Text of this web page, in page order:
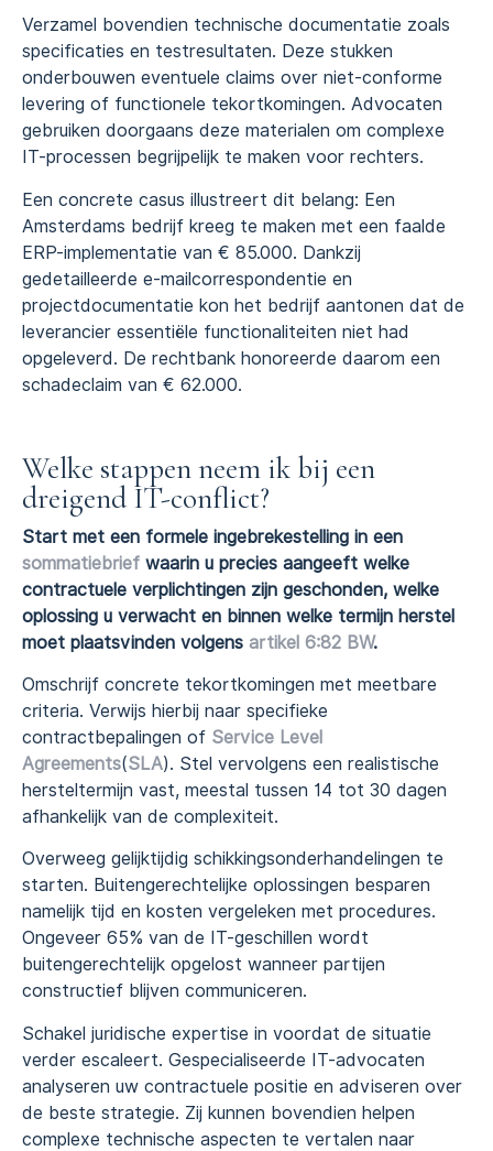
Verzamel bovendien technische documentatie zoals
specificaties en testresultaten. Deze stukken
onderbouwen eventuele claims over niet-conforme
levering of functionele tekortkomingen. Advocaten
gebruiken doorgaans deze materialen om complexe
IT-processen begrijpelijk te maken voor rechters.
Een concrete casus illustreert dit belang: Een
Amsterdams bedrijf kreeg te maken met een faalde
ERP-implementatie van € 85.000. Dankzij
gedetailleerde e-mailcorrespondentie en
projectdocumentatie kon het bedrijf aantonen dat de
leverancier essentiële functionaliteiten niet had
opgeleverd. De rechtbank honoreerde daarom een
schadeclaim van € 62.000.
Welke stappen neem ik bij een
dreigend IT-conflict?
Start met een formele ingebrekestelling in een
sommatiebrief waarin u precies aangeeft welke
contractuele verplichtingen zijn geschonden, welke
oplossing u verwacht en binnen welke termijn herstel
moet plaatsvinden volgens artikel 6:82 BW.
Omschrijf concrete tekortkomingen met meetbare
criteria. Verwijs hierbij naar specifieke
contractbepalingen of Service Level
Agreements(SLA). Stel vervolgens een realistische
hersteltermijn vast, meestal tussen 14 tot 30 dagen
afhankelijk van de complexiteit.
Overweeg gelijktijdig schikkingsonderhandelingen te
starten. Buitengerechtelijke oplossingen besparen
namelijk tijd en kosten vergeleken met procedures.
Ongeveer 65% van de IT-geschillen wordt
buitengerechtelijk opgelost wanneer partijen
constructief blijven communiceren.
Schakel juridische expertise in voordat de situatie
verder escaleert. Gespecialiseerde IT-advocaten
analyseren uw contractuele positie en adviseren over
de beste strategie. Zij kunnen bovendien helpen
complexe technische aspecten te vertalen naar